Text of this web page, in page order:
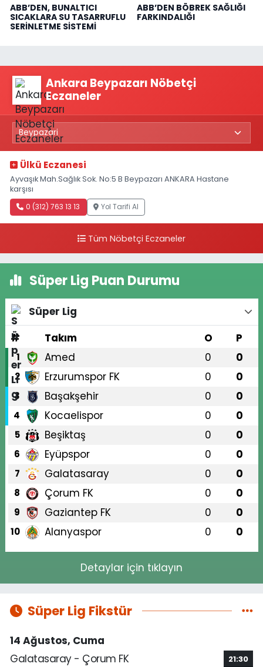
ABB’DEN, BUNALTICI
SICAKLARA SU TASARRUFLU
SERİNLETME SİSTEMİ
ABB’DEN BÖBREK SAĞLIĞI
FARKINDALIĞI
Ankara Beypazarı Nöbetçi
Eczaneler
Ülkü Eczanesi
Ayvaşık Mah.Sağlık Sok. No:5 B Beypazarı ANKARA Hastane
karşısı
0 (312) 763 13 13 Yol Tarifi Al
Tüm Nöbetçi Eczaneler
Süper Lig Puan Durumu
Süper Lig
#
Takım O P
1 Amed 0 0
2 Erzurumspor FK 0 0
3 Başakşehir 0 0
4 Kocaelispor 0 0
5 Beşiktaş 0 0
6 Eyüpspor 0 0
7 Galatasaray 0 0
8 Çorum FK 0 0
9 Gaziantep FK 0 0
10 Alanyaspor 0 0
Detaylar için tıklayın
Süper Lig Fikstür
14 Ağustos, Cuma
Galatasaray - Çorum FK
21:30